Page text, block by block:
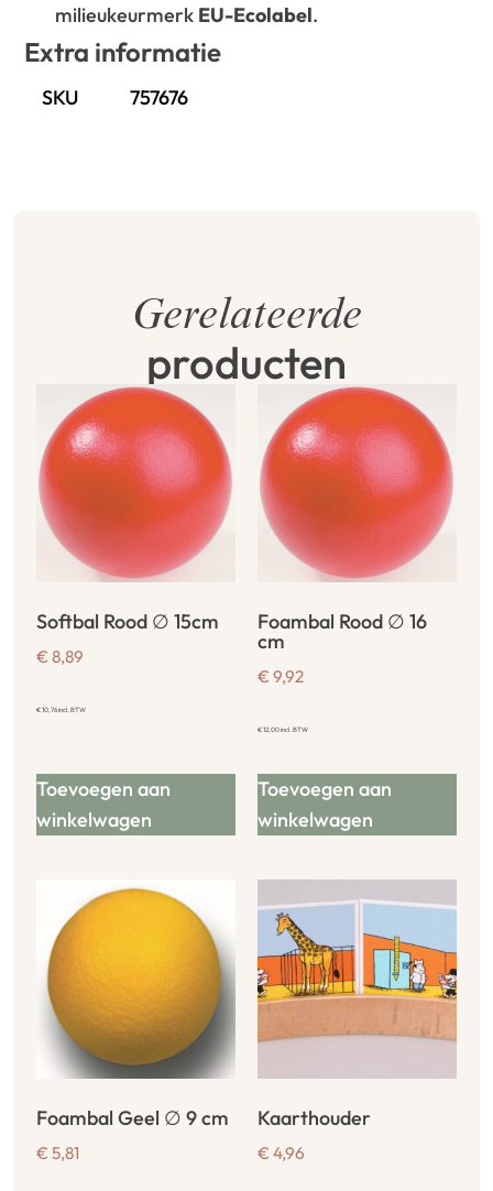
milieukeurmerk EU-Ecolabel.
Extra informatie
SKU 757676
Gerelateerde
producten
Softbal Rood ∅ 15cm
€ 8,89
€10,76incl. BTW
Toevoegen aan
winkelwagen
Foambal Rood ∅ 16
cm
€ 9,92
€12,00incl. BTW
Toevoegen aan
winkelwagen
Foambal Geel ∅ 9 cm
€ 5,81
Kaarthouder
€ 4,96